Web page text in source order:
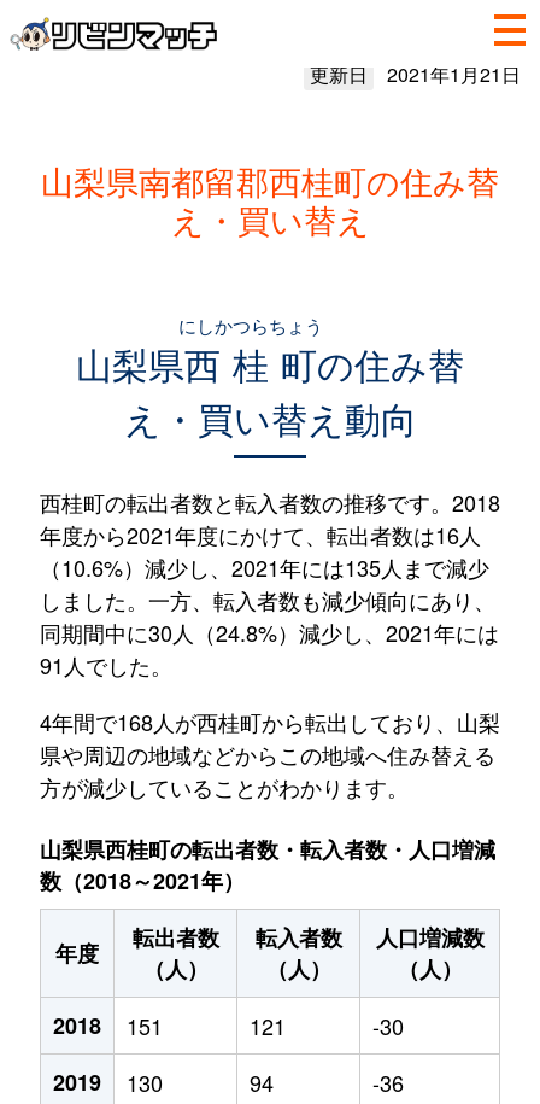
更新日 2021年1月21日
山梨県南都留郡西桂町の住み替
え・買い替え
山梨県西桂町
にしかつらちょう
の住み替
え・買い替え動向
西桂町の転出者数と転入者数の推移です。2018
年度から2021年度にかけて、転出者数は16人
（10.6%）減少し、2021年には135人まで減少
しました。一方、転入者数も減少傾向にあり、
同期間中に30人（24.8%）減少し、2021年には
91人でした。
4年間で168人が西桂町から転出しており、山梨
県や周辺の地域などからこの地域へ住み替える
方が減少していることがわかります。
山梨県西桂町の転出者数・転入者数・人口増減
数（2018～2021年）
年度
転出者数
（人）
転入者数
（人）
人口増減数
（人）
2018
151 121
-30
2019
130 94
-36